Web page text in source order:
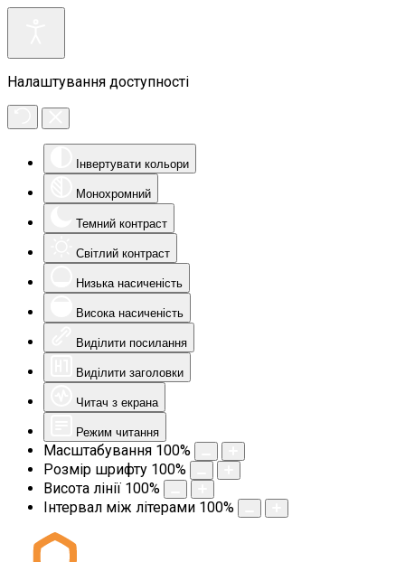
Налаштування доступності
Інвертувати кольори
Монохромний
Темний контраст
Світлий контраст
Низька насиченість
Висока насиченість
Виділити посилання
Виділити заголовки
Читач з екрана
Режим читання
Масштабування 100%
Розмір шрифту 100%
Висота лінії 100%
Інтервал між літерами 100%